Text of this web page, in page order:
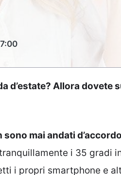
d’estate? Allora dovete
mai andati
i 35 gradi
i propri smartphone e